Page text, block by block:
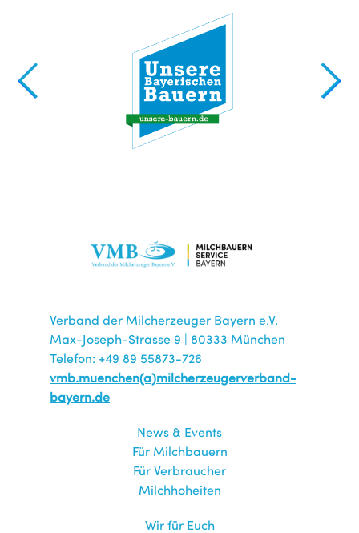
Verband der Milcherzeuger Bayern e.V.
Max-Joseph-Strasse 9 | 80333 München
Telefon: +49 89 55873-726
vmb.muenchen(a)milcherzeugerverband-
bayern.de
News & Events
Für Milchbauern
Für Verbraucher
Milchhoheiten
Wir für Euch